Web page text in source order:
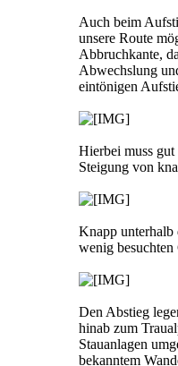
Auch beim
unsere Route
Abbruchkante,
Abwechslung
eintönigen
Hierbei muss gut
Steigung von
Knapp unterhalb
wenig
Den Abstieg
hinab zum
Stauanlagen
bekanntem